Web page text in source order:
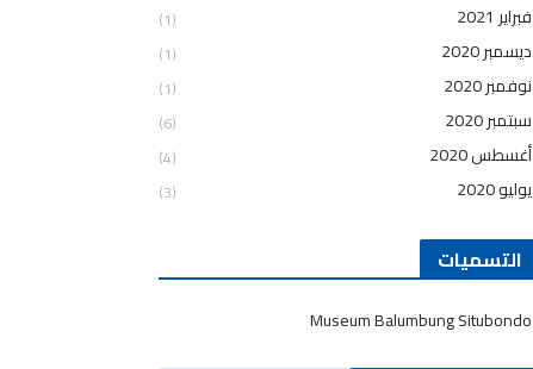
فبراير 2021 (1)
ديسمبر 2020 (1)
نوفمبر 2020 (1)
سبتمبر 2020 (6)
أغسطس 2020 (4)
يوليو 2020 (3)
التسميات
Museum Balumbung Situbondo